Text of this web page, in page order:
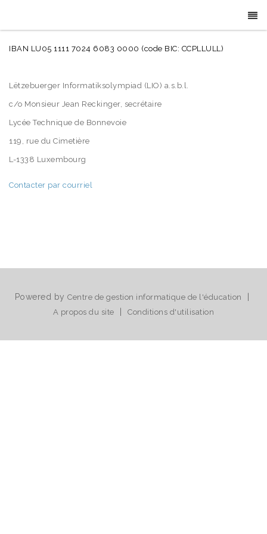
IBAN LU05 1111 7024 6083 0000 (code BIC: CCPLLULL)
Lëtzebuerger Informatiksolympiad (LIO) a.s.b.l.
c/o Monsieur Jean Reckinger, secrétaire
Lycée Technique de Bonnevoie
119, rue du Cimetière
L-1338 Luxembourg
Contacter par courriel
Powered by Centre de gestion informatique de l'éducation
A propos du site Conditions d'utilisation